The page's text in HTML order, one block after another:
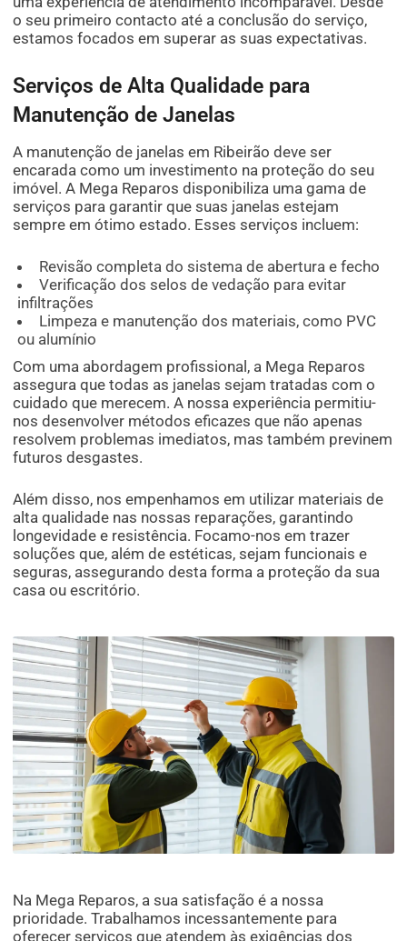
o seu primeiro contacto até a conclusão do serviço,
estamos focados em superar as suas expectativas.
Serviços de Alta Qualidade para
Manutenção de Janelas
A manutenção de janelas em Ribeirão deve ser
encarada como um investimento na proteção do seu
imóvel. A Mega Reparos disponibiliza uma gama de
serviços para garantir que suas janelas estejam
sempre em ótimo estado. Esses serviços incluem:
Revisão completa do sistema de abertura e fecho
Verificação dos selos de vedação para evitar
infiltrações
Limpeza e manutenção dos materiais, como PVC
ou alumínio
Com uma abordagem profissional, a Mega Reparos
assegura que todas as janelas sejam tratadas com o
cuidado que merecem. A nossa experiência permitiu-
nos desenvolver métodos eficazes que não apenas
resolvem problemas imediatos, mas também previnem
futuros desgastes.
Além disso, nos empenhamos em utilizar materiais de
alta qualidade nas nossas reparações, garantindo
longevidade e resistência. Focamo-nos em trazer
soluções que, além de estéticas, sejam funcionais e
seguras, assegurando desta forma a proteção da sua
casa ou escritório.
Na Mega Reparos, a sua satisfação é a nossa
prioridade. Trabalhamos incessantemente para
oferecer serviços que atendem às exigências dos